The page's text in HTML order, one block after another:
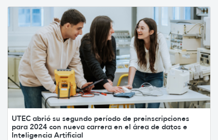
UTEC abrió su segundo período de preinscripciones
para 2024 con nueva carrera en el área de datos e
Inteligencia Artificial